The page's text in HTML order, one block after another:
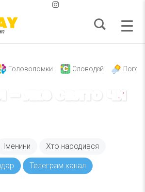
Головоломки Словодей
– яке свято чи
Іменини Хто народився
Телеграм канал